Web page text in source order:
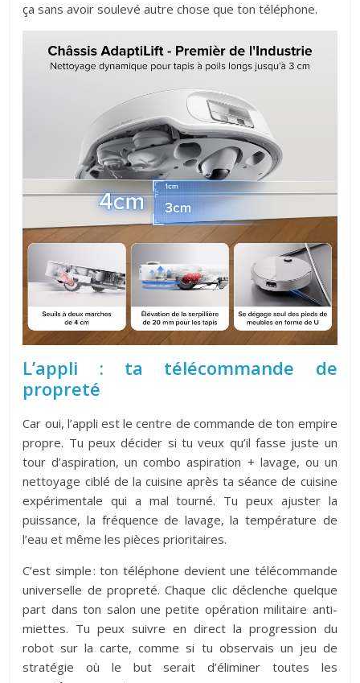
ça sans avoir soulevé autre chose que ton téléphone.
L’appli : ta télécommande de
propreté
Car oui, l’appli est le centre de commande de ton empire
propre. Tu peux décider si tu veux qu’il fasse juste un
tour d’aspiration, un combo aspiration + lavage, ou un
nettoyage ciblé de la cuisine après ta séance de cuisine
expérimentale qui a mal tourné. Tu peux ajuster la
puissance, la fréquence de lavage, la température de
l’eau et même les pièces prioritaires.
C’est simple : ton téléphone devient une télécommande
universelle de propreté. Chaque clic déclenche quelque
part dans ton salon une petite opération militaire anti-
miettes. Tu peux suivre en direct la progression du
robot sur la carte, comme si tu observais un jeu de
stratégie où le but serait d’éliminer toutes les